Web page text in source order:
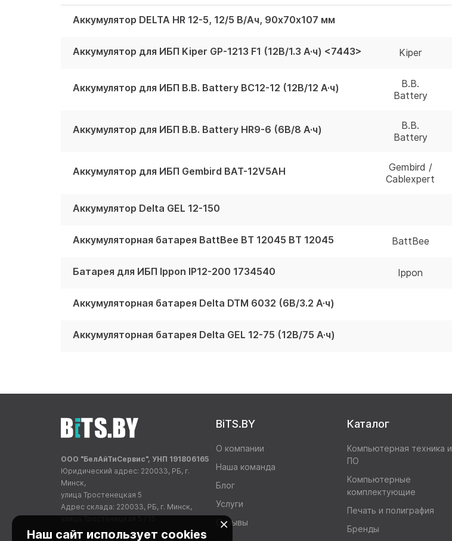
Аккумулятор DELTA HR 12-5, 12/5 В/Ач, 90х70х107 мм
Аккумулятор для ИБП Kiper GP-1213 F1 (12В/1.3 А·ч) <7443> Kiper
Аккумулятор для ИБП B.B. Battery BC12-12 (12В/12 А·ч)
B.B.
Battery
Аккумулятор для ИБП B.B. Battery HR9-6 (6В/8 А·ч)
B.B.
Battery
Аккумулятор для ИБП Gembird BAT-12V5AH
Gembird /
Cablexpert
Аккумулятор Delta GEL 12-150
Аккумуляторная батарея BattBee BT 12045 BT 12045 BattBee
Батарея для ИБП Ippon IP12-200 1734540 Ippon
Аккумуляторная батарея Delta DTM 6032 (6В/3.2 А·ч)
Аккумуляторная батарея Delta GEL 12-75 (12В/75 А·ч)
BiTS.BY
О компании
Наша команда
Блог
Услуги
Отзывы
Каталог
Компьютерная техника и
ПО
Компьютерные
комплектующие
Печать и полиграфия
Бренды
ООО "БелАйТиСервис", УНП 191806165
Юридический адрес: 220033, РБ, г.
Минск,
улица Тростенецкая 5
Адрес склада: 220033, РБ, г. Минск,
Наш сайт использует cookies